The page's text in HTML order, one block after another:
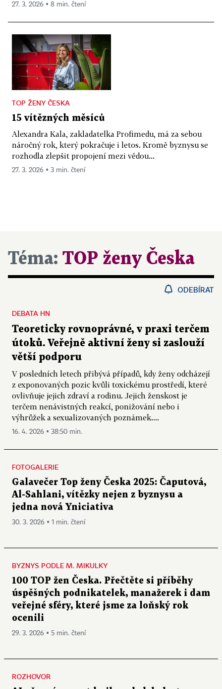
27. 3. 2026 ▪ 8 min. čtení
TOP ŽENY ČESKA
15 vítězných měsíců
Alexandra Kala, zakladatelka Profimedu, má za sebou
náročný rok, který pokračuje i letos. Kromě byznysu se
rozhodla zlepšit propojení mezi vědou...
27. 3. 2026 ▪ 3 min. čtení
Téma: TOP ženy Česka
ODEBÍRAT
Teoreticky rovnoprávné, v praxi terčem
útoků. Veřejně aktivní ženy si zaslouží
větší podporu
V posledních letech přibývá případů, kdy ženy odcházejí
z exponovaných pozic kvůli toxickému prostředí, které
ovlivňuje jejich zdraví a rodinu. Jejich ženskost je
terčem nenávistných reakcí, ponižování nebo i
výhrůžek a sexualizovaných poznámek....
DEBATA HN
16. 4. 2026 ▪ 38:50 min.
FOTOGALERIE
Galavečer Top ženy Česka 2025: Čaputová,
Al-Sahlani, vítězky nejen z byznysu a
jedna nová Yniciativa
30. 3. 2026 ▪ 1 min. čtení
BYZNYS PODLE M. MIKULKY
100 TOP žen Česka. Přečtěte si příběhy
úspěšných podnikatelek, manažerek i dam
veřejné sféry, které jsme za loňský rok
ocenili
29. 3. 2026 ▪ 5 min. čtení
ROZHOVOR